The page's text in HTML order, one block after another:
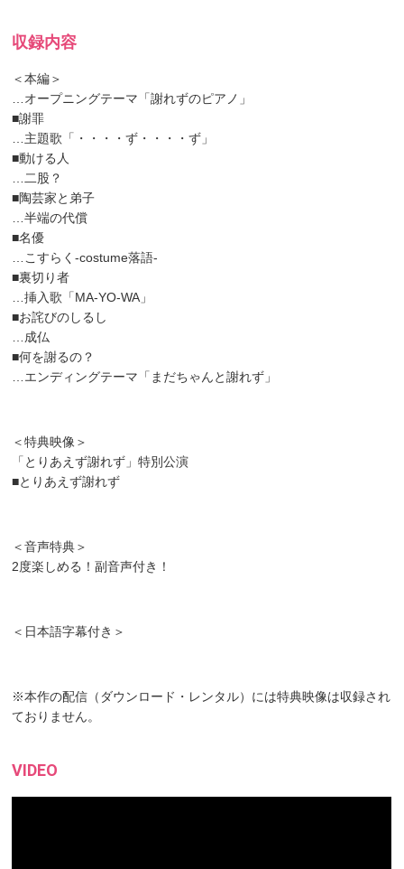
収録内容
＜本編＞
…オープニングテーマ「謝れずのピアノ」
■謝罪
…主題歌「・・・・ず・・・・ず」
■動ける人
…二股？
■陶芸家と弟子
…半端の代償
■名優
…こすらく-costume落語-
■裏切り者
…挿入歌「MA-YO-WA」
■お詫びのしるし
…成仏
■何を謝るの？
…エンディングテーマ「まだちゃんと謝れず」
＜特典映像＞
「とりあえず謝れず」特別公演
■とりあえず謝れず
＜音声特典＞
2度楽しめる！副音声付き！
＜日本語字幕付き＞
※本作の配信（ダウンロード・レンタル）には特典映像は収録され
ておりません。
VIDEO